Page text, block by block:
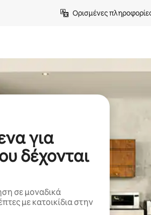
Ορισμένες
για
δέχονται
σε μοναδικά
με κατοικίδια στην